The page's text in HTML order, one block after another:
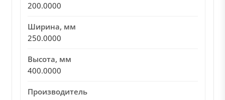
200.0000
Ширина, мм
250.0000
Высота, мм
400.0000
Производитель